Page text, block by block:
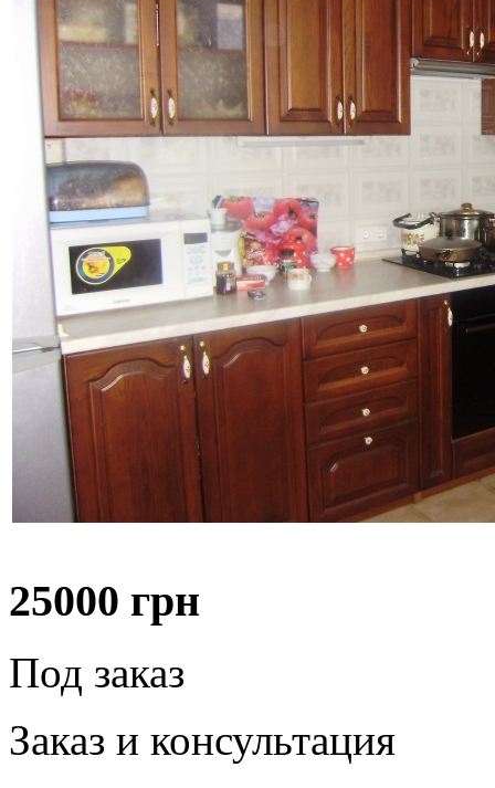
25000 грн
Под заказ
Заказ и консультация